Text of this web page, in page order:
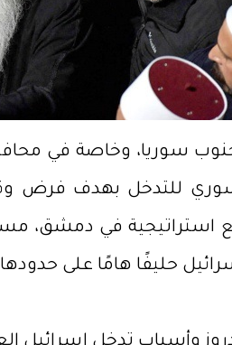
جنوب سوريا، وخاصة في
للتدخل بهدف فرض
استراتيجية في دمشق،
حليفًا هامًا على حدودها